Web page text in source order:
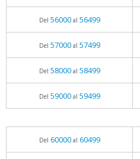
Del 56000al 56499
Del 57000al 57499
Del 58000al 58499
Del 59000al 59499
Del 60000al 60499